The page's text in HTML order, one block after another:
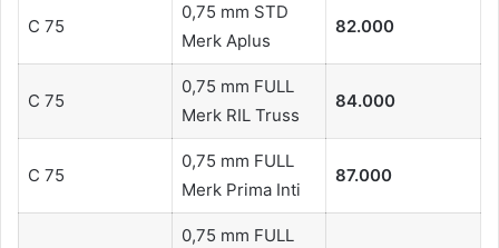
C 75
0,75 mm STD
Merk Aplus
82.000
C 75
0,75 mm FULL
Merk RIL Truss
84.000
C 75
0,75 mm FULL
Merk Prima Inti
87.000
0,75 mm FULL